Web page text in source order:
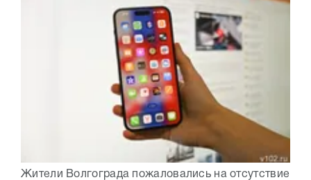
Жители Волгограда пожаловались на отсутствие